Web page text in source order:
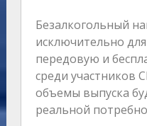
Безалкогольный
исключительно
передовую и
среди участников
объемы выпуска
реальной